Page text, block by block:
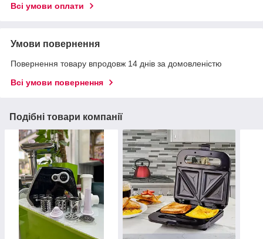
Всі умови оплати
Умови повернення
Повернення товару впродовж 14 днів за домовленістю
Всі умови повернення
Подібні товари компанії